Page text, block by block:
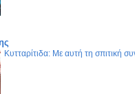
Κυτταρίτιδα: Με αυτή τη σπιτική